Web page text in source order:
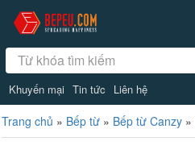
Khuyến mại Tin tức Liên hệ
Trang chủ » Bếp từ » Bếp từ Canzy »